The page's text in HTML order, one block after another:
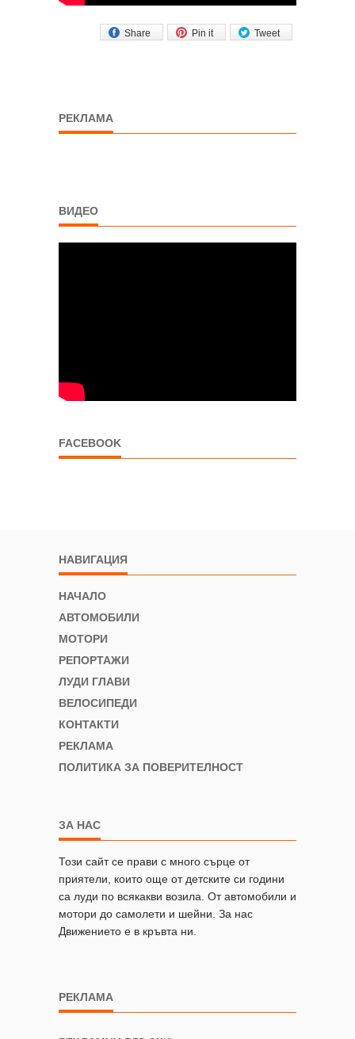
Tweet
Pin it
Share
РЕКЛАМА
ВИДЕО
FACEBOOK
НАВИГАЦИЯ
НАЧАЛО
АВТОМОБИЛИ
МОТОРИ
РЕПОРТАЖИ
ЛУДИ ГЛАВИ
ВЕЛОСИПЕДИ
КОНТАКТИ
РЕКЛАМА
ПОЛИТИКА ЗА ПОВЕРИТЕЛНОСТ
ЗА НАС
Този сайт се прави с много сърце от
приятели, които още от детските си години
са луди по всякакви возила. От автомобили и
мотори до самолети и шейни. За нас
Движението е в кръвта ни.
РЕКЛАМА